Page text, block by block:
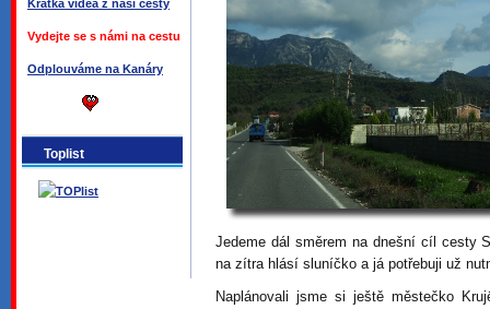
Krátká videa z naší cesty
Vydejte se s námi na cestu
Odplouváme na Kanáry
Toplist
Jedeme dál směrem na dnešní cíl cesty
na zítra hlásí sluníčko a já potřebuji už
Naplánovali jsme si ještě městečko